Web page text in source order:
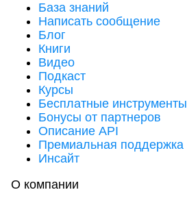
База знаний
Написать сообщение
Блог
Книги
Видео
Подкаст
Курсы
Бесплатные инструменты
Бонусы от партнеров
Описание API
Премиальная поддержка
Инсайт
О компании